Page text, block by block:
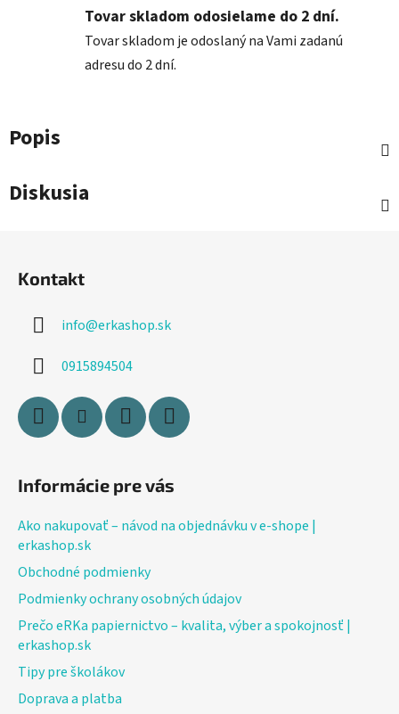
Tovar skladom odosielame do 2 dní.
Tovar skladom je odoslaný na Vami zadanú
adresu do 2 dní.
Popis
Diskusia
Kontakt
info@erkashop.sk
0915894504
Informácie pre vás
Ako nakupovať – návod na objednávku v e-shope |
erkashop.sk
Obchodné podmienky
Podmienky ochrany osobných údajov
Prečo eRKa papiernictvo – kvalita, výber a spokojnosť |
erkashop.sk
Tipy pre školákov
Doprava a platba